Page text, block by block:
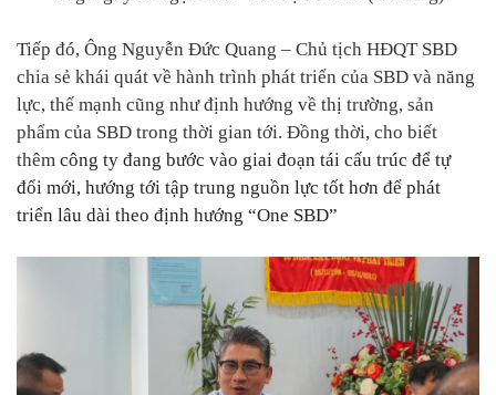
Tiếp đó, Ông Nguyễn Đức Quang – Chủ tịch HĐQT SBD
chia sẻ khái quát về hành trình phát triển của SBD và năng
lực, thế mạnh cũng như định hướng về thị trường, sản
phẩm của SBD trong thời gian tới. Đồng thời, cho biết
thêm công ty đang bước vào giai đoạn tái cấu trúc để tự
đổi mới, hướng tới tập trung nguồn lực tốt hơn để phát
triển lâu dài theo định hướng “One SBD”